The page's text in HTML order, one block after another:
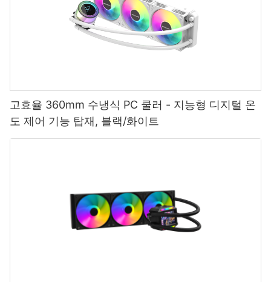
고효율 360mm 수냉식 PC 쿨러 - 지능형 디지털 온
도 제어 기능 탑재, 블랙/화이트